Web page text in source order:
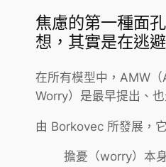
焦慮的第一種面
想，其實是在逃
在所有模型中，AMW
Worry）是最早提出、
由 Borkovec 所發展，
擔憂（worry）本